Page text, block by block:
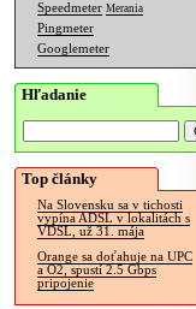
Speedmeter Merania
Pingmeter
Googlemeter
Hľadanie
Top články
Na Slovensku sa v tichosti
vypína ADSL v lokalitách s
VDSL, už 31. mája
Orange sa doťahuje na UPC
a O2, spustí 2.5 Gbps
pripojenie